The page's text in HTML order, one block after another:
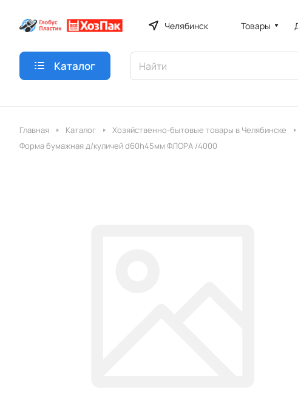
Челябинск Товары
Каталог
Главная Каталог Хозяйственно-бытовые товары в Челябинске
Форма бумажная д/куличей d60h45мм ФЛОРА /4000